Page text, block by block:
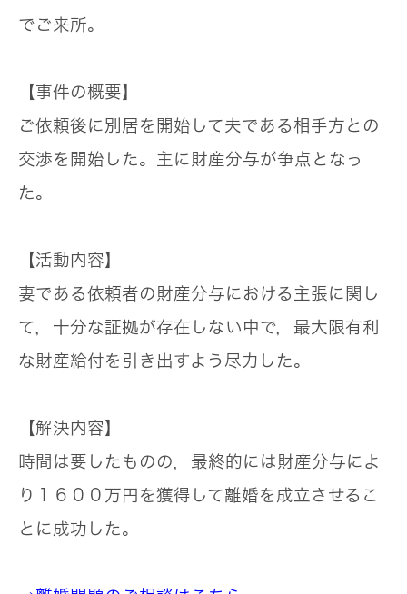
でご来所。
【事件の概要】
ご依頼後に別居を開始して夫である相手方との
交渉を開始した。主に財産分与が争点となっ
た。
【活動内容】
妻である依頼者の財産分与における主張に関し
て，十分な証拠が存在しない中で，最大限有利
な財産給付を引き出すよう尽力した。
【解決内容】
時間は要したものの，最終的には財産分与によ
り１６００万円を獲得して離婚を成立させるこ
とに成功した。